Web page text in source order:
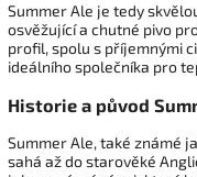
Summer Ale je tedy
osvěžující a chutné pivo
profil, spolu s příjemnými
ideálního společníka pro
Historie a původ
Summer Ale, také známé
sahá až do starověké